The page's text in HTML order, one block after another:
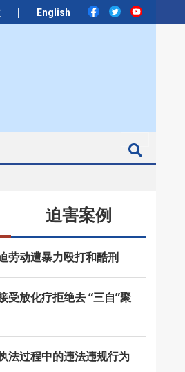
| English
迫害案例
劳动遭暴力殴打和酷刑
受放化疗拒绝去 “三自”聚
法过程中的违法违规行为